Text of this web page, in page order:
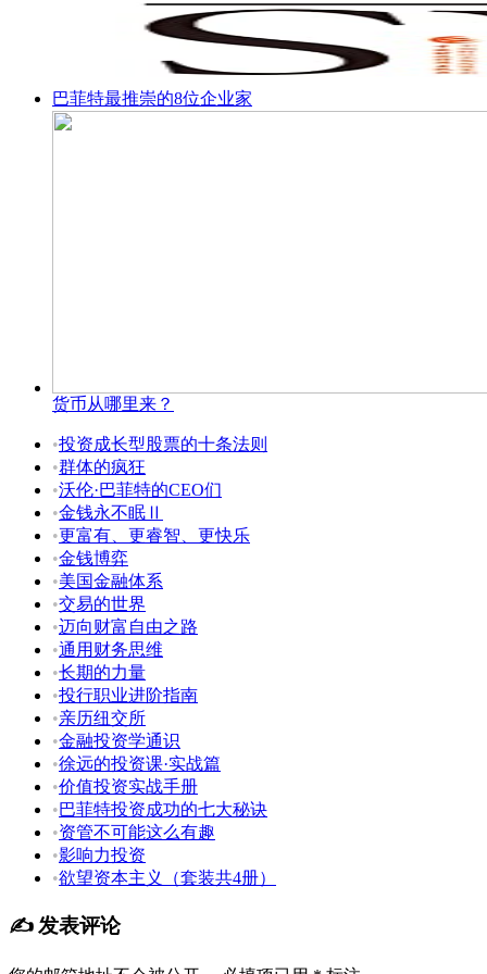
巴菲特最推崇的8位企业家
货币从哪里来？
•投资成长型股票的十条法则
•群体的疯狂
•沃伦·巴菲特的CEO们
•金钱永不眠Ⅱ
•更富有、更睿智、更快乐
•金钱博弈
•美国金融体系
•交易的世界
•迈向财富自由之路
•通用财务思维
•长期的力量
•投行职业进阶指南
•亲历纽交所
•金融投资学通识
•徐远的投资课·实战篇
•价值投资实战手册
•巴菲特投资成功的七大秘诀
•资管不可能这么有趣
•影响力投资
•欲望资本主义（套装共4册）
✍️ 发表评论